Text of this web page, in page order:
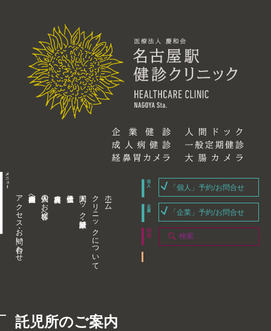
アクセス・お問い合わせ 企業内担当者様へ 個人のお客様へ 人間ドック・健康診断 クリニックについて ホーム
「個人」予約/お問合せ
「企業」予約/お問合せ
託児所のご案内